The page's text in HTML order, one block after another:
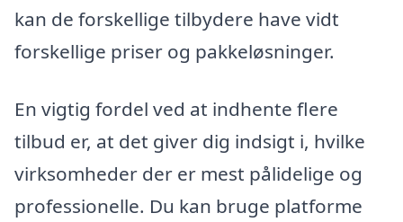
kan de forskellige tilbydere have vidt
forskellige priser og pakkeløsninger.
En vigtig fordel ved at indhente flere
tilbud er, at det giver dig indsigt i, hvilke
virksomheder der er mest pålidelige og
professionelle. Du kan bruge platforme